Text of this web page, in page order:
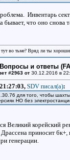
Инвентарь
бывает, что оно снова
во тьме? Вряд ли ты
и ответы
#2963 от30.12.2016 в
SDV писал(a):
для того, чтобы
НО без
Великий корейский
приносит 6к+,
генерации.